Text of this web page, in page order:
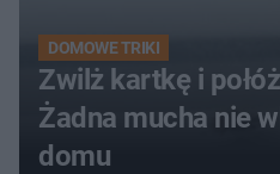
DOMOWE TRIKI
Zwilż kartkę i
Żadna mucha nie
domu